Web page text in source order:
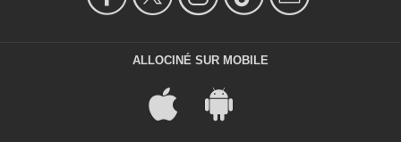
ALLOCINÉ SUR MOBILE